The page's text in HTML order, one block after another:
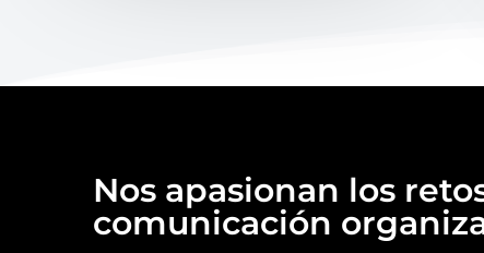
Nos apasionan los
comunicación